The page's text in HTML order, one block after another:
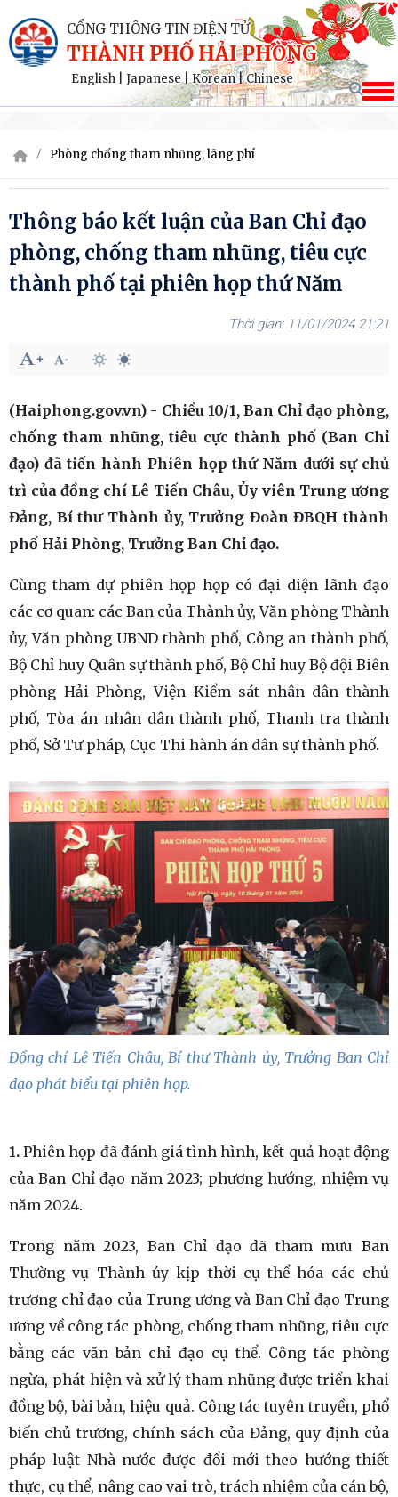
CỔNG THÔNG TIN ĐIỆN TỬ
THÀNH PHỐ HẢI PHÒNG
English Japanese|Korean|Chinese
Phòng chống tham nhũng, lãng phí
Thông báo kết luận của Ban Chỉ đạo
phòng, chống tham nhũng, tiêu cực
thành phố tại phiên họp thứ Năm
11/01/2024 21:21
(Haiphong.gov.vn) - Chiều 10/1, Ban Chỉ đạo phòng,
chống tham nhũng, tiêu cực thành phố (Ban Chỉ
đạo) đã tiến hành Phiên họp thứ Năm dưới sự chủ
trì của đồng chí Lê Tiến Châu, Ủy viên Trung ương
Đảng, Bí thư Thành ủy, Trưởng Đoàn ĐBQH thành
phố Hải Phòng, Trưởng Ban Chỉ đạo.
Cùng tham dự phiên họp họp có đại diện lãnh đạo
các cơ quan: các Ban của Thành ủy, Văn phòng Thành
ủy, Văn phòng UBND thành phố, Công an thành phố,
Bộ Chỉ huy Quân sự thành phố, Bộ Chỉ huy Bộ đội Biên
phòng Hải Phòng, Viện Kiểm sát nhân dân thành
phố, Tòa án nhân dân thành phố, Thanh tra thành
phố, Sở Tư pháp, Cục Thi hành án dân sự thành phố.
Đồng chí Lê Tiến Châu, Bí thư Thành ủy, Trưởng Ban Chỉ
đạo phát biểu tại phiên họp.
1. Phiên họp đã đánh giá tình hình, kết quả hoạt động
của Ban Chỉ đạo năm 2023; phương hướng, nhiệm vụ
năm 2024.
Trong năm 2023, Ban Chỉ đạo đã tham mưu Ban
Thường vụ Thành ủy kịp thời cụ thể hóa các chủ
trương chỉ đạo của Trung ương và Ban Chỉ đạo Trung
ương về công tác phòng, chống tham nhũng, tiêu cực
bằng các văn bản chỉ đạo cụ thể. Công tác phòng
ngừa, phát hiện và xử lý tham nhũng được triển khai
đồng bộ, bài bản, hiệu quả. Công tác tuyên truyền, phổ
biến chủ trương, chính sách của Đảng, quy định của
pháp luật Nhà nước được đổi mới theo hướng thiết
thực, cụ thể, nâng cao vai trò, trách nhiệm của cán bộ,